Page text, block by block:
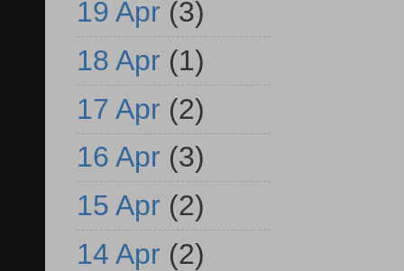
19 Apr (3)
18 Apr (1)
17 Apr (2)
16 Apr (3)
15 Apr (2)
14 Apr (2)